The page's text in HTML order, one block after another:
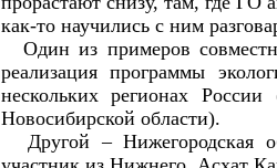
как-то научились с ним
Один из примеров
реализация программы
нескольких регионах
Новосибирской области).
Другой – Нижегородская